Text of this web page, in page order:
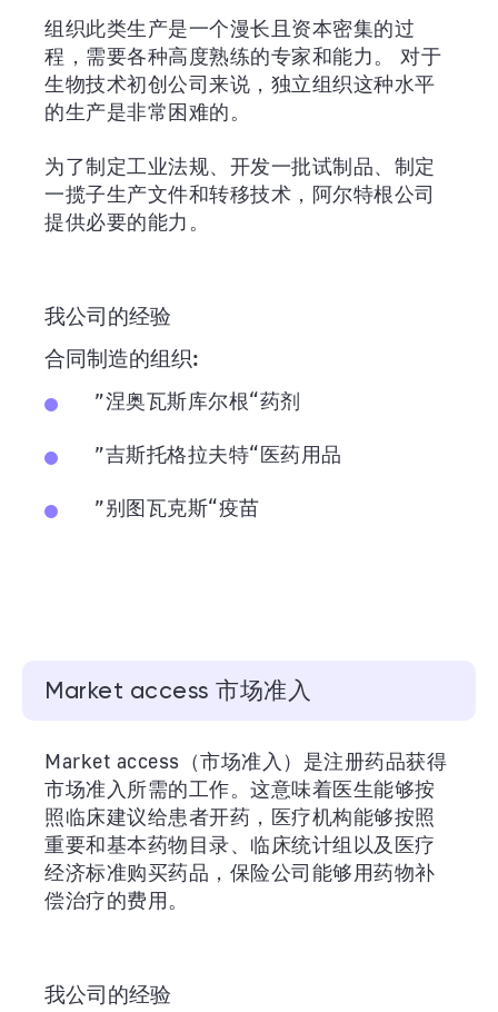
组织此类生产是一个漫长且资本密集的过
程，需要各种高度熟练的专家和能力。 对于
生物技术初创公司来说，独立组织这种水平
的生产是非常困难的。
为了制定工业法规、开发一批试制品、制定
一揽子生产文件和转移技术，阿尔特根公司
提供必要的能力。
我公司的经验
合同制造的组织:
”涅奥瓦斯库尔根“药剂
”吉斯托格拉夫特“医药用品
”别图瓦克斯“疫苗
Market access 市场准入
Market access（市场准入）是注册药品获得
市场准入所需的工作。这意味着医生能够按
照临床建议给患者开药，医疗机构能够按照
重要和基本药物目录、临床统计组以及医疗
经济标准购买药品，保险公司能够用药物补
偿治疗的费用。
我公司的经验